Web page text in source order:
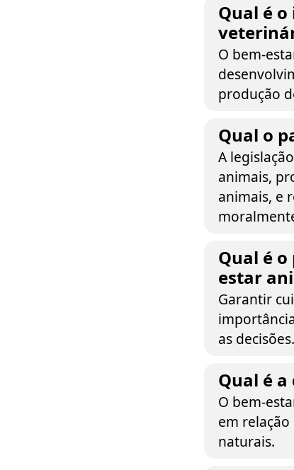
Qual é
O bem-
produção
Qual o
A
animais,
animais, e
Qual é
estar
Garantir
as decisões.
Qual é
O bem-
em relação
naturais.